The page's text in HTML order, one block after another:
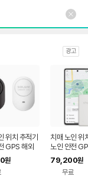
광고
위치 추적기
GPS 해외
미아 방지 용
원
치매 노인 위
노인 안전
여행 실종 미
품 밴드
79,200원
무료